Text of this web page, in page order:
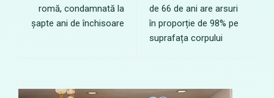
romă, condamnată la
șapte ani de închisoare
de 66 de ani are arsuri
în proporție de 98% pe
suprafața corpului